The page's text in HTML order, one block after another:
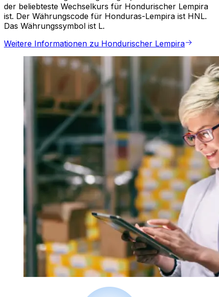
der beliebteste Wechselkurs für Hondurischer Lempira
ist. Der Währungscode für Honduras-Lempira ist HNL.
Das Währungssymbol ist L.
Weitere Informationen zu Hondurischer Lempira